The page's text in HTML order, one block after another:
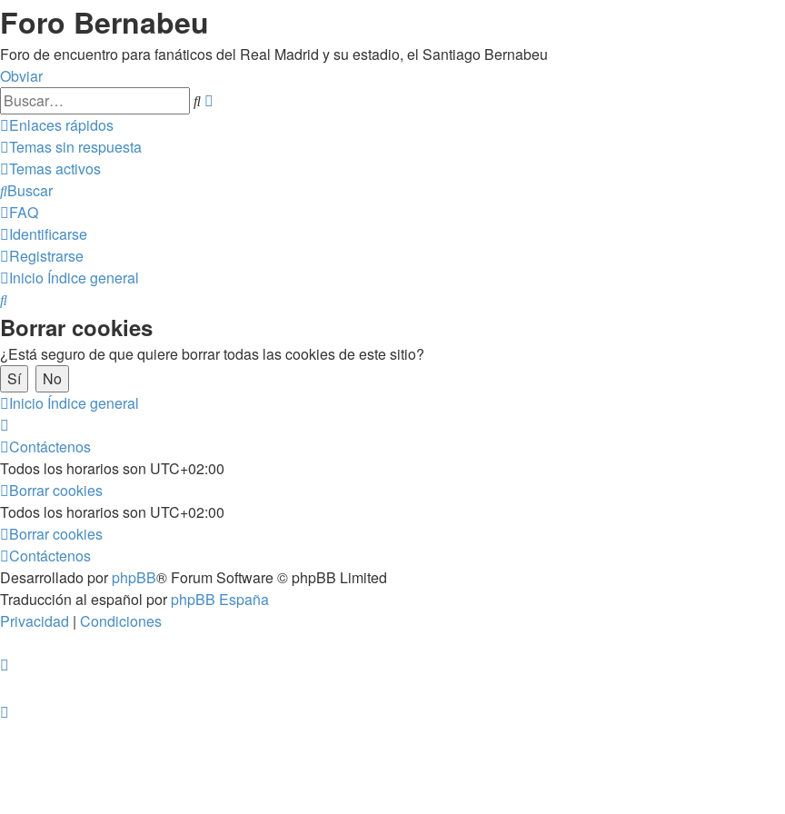
Foro Bernabeu
Foro de encuentro para fanáticos del Real Madrid y su estadio, el Santiago Bernabeu
Obviar
Buscar
Enlaces rápidos
Temas sin respuesta
Temas activos
Buscar
FAQ
Identificarse
Registrarse
Inicio Índice general
Buscar
Borrar cookies
¿Está seguro de que quiere borrar todas las cookies de este sitio?
Inicio Índice general
Contáctenos
Todos los horarios son UTC+02:00
Borrar cookies
Todos los horarios son UTC+02:00
Borrar cookies
Contáctenos
Desarrollado porphpBB® Forum Software © phpBB Limited
Traducción al español porphpBB España
Privacidad | Condiciones